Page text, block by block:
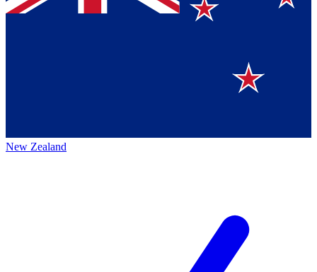
New Zealand